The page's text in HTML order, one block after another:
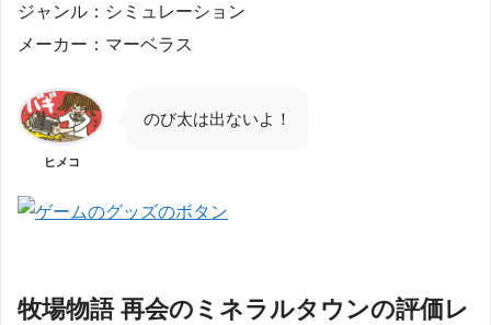
ジャンル：シミュレーション
メーカー：マーベラス
ヒメコ
のび太は出ないよ！
牧場物語 再会のミネラルタウンの評価レ